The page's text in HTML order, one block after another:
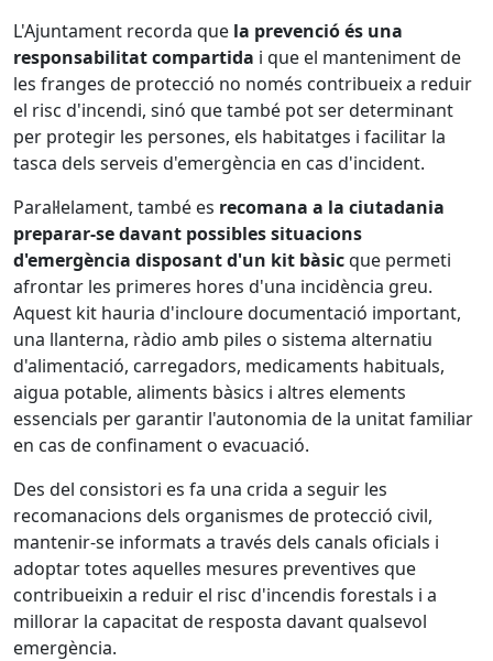
L'Ajuntament recorda que la prevenció és una
responsabilitat compartida i que el manteniment de
les franges de protecció no només contribueix a reduir
el risc d'incendi, sinó que també pot ser determinant
per protegir les persones, els habitatges i facilitar la
tasca dels serveis d'emergència en cas d'incident.
Paral·lelament, també es recomana a la ciutadania
preparar-se davant possibles situacions
d'emergència disposant d'un kit bàsicque permeti
afrontar les primeres hores d'una incidència greu.
Aquest kit hauria d'incloure documentació important,
una llanterna, ràdio amb piles o sistema alternatiu
d'alimentació, carregadors, medicaments habituals,
aigua potable, aliments bàsics i altres elements
essencials per garantir l'autonomia de la unitat familiar
en cas de confinament o evacuació.
Des del consistori es fa una crida a seguir les
recomanacions dels organismes de protecció civil,
mantenir-se informats a través dels canals oficials i
adoptar totes aquelles mesures preventives que
contribueixin a reduir el risc d'incendis forestals i a
millorar la capacitat de resposta davant qualsevol
emergència.